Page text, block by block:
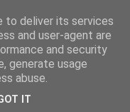
to deliver its services
and user-agent are
and security
generate usage
abuse.
IT